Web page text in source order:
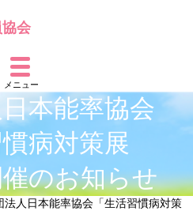
会
メニュー
本能率協会
慣病対策展
催のお知らせ
法人日本能率協会「生活習慣病対策